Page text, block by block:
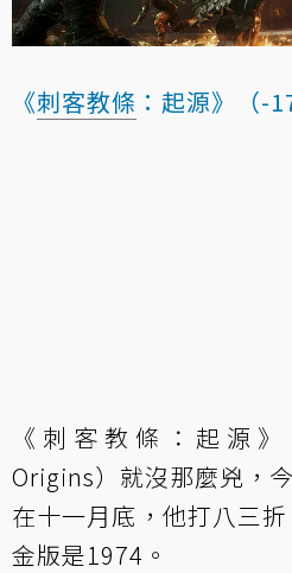
《刺客教條 ：起源》（-
《刺客教條：起源》
Origins）就沒那麼兇，
在十一月底，他打八三
金版是1974。